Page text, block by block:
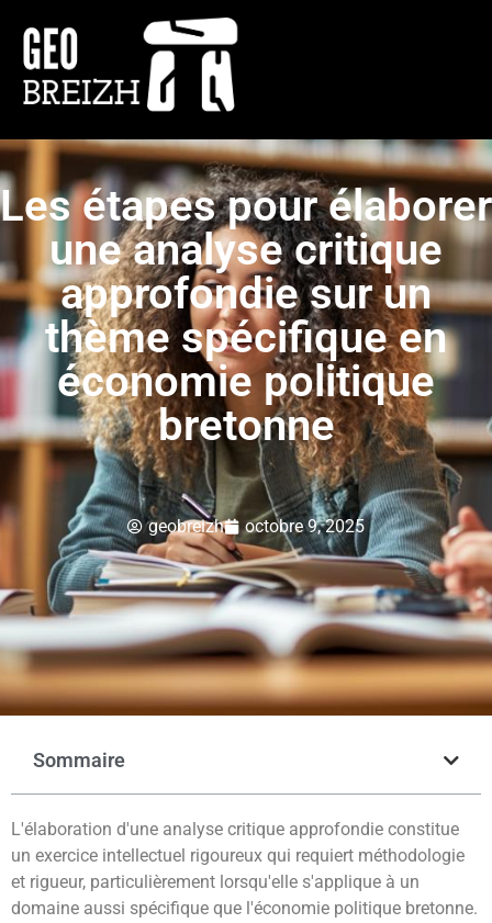
Les étapes pour élaborer
une analyse critique
approfondie sur un
thème spécifique en
économie politique
bretonne
geobreizh octobre 9, 2025
Sommaire
L'élaboration d'une analyse critique approfondie constitue
un exercice intellectuel rigoureux qui requiert méthodologie
et rigueur, particulièrement lorsqu'elle s'applique à un
domaine aussi spécifique que l'économie politique bretonne.